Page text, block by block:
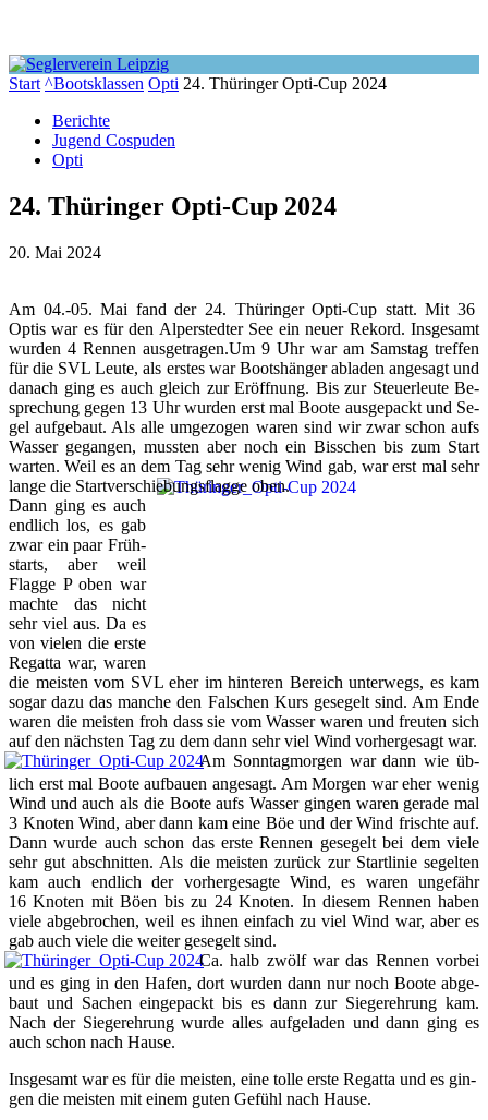
Start ^Bootsklassen Opti 24. Thüringer Opti-Cup 2024
Berichte
Jugend Cospuden
Opti
24. Thüringer Opti-Cup 2024
20. Mai 2024
Am 04.-05. Mai fand der 24. Thü­rin­ger Op­ti-Cup statt. Mit 36
Optis war es für den Al­per­sted­ter See ein neu­er Re­kord. Ins­ge­samt
wur­den 4 Rennen aus­ge­tra­gen.Um 9 Uhr war am Sams­tag tref­fen
für die SVL Leute, als ers­tes war Boots­hän­ger ab­la­den an­ge­sagt und
da­nach ging es auch gleich zur Er­öff­nung. Bis zur Steu­er­leu­te Be­
spre­chung ge­gen 13 Uhr wur­den erst mal Boo­te aus­ge­packt und Se­
gel auf­ge­baut. Als al­le um­ge­zo­gen wa­ren sind wir zwar schon aufs
Was­ser ge­gan­gen, muss­ten aber noch ein Biss­chen bis zum Start
war­ten. Weil es an dem Tag sehr we­nig Wind gab, war erst mal sehr
lan­ge die Start­ver­schie­bungs­flag­ge oben.
Dann ging es auch
end­lich los, es gab
zwar ein paar Früh­
starts, aber weil
Flag­ge P oben war
mach­te das nicht
sehr viel aus. Da es
von vie­len die ers­te
Re­gat­ta war, wa­ren
die meis­ten vom SVL eher im hin­te­ren Be­reich un­ter­wegs, es kam
so­gar da­zu das man­che den Fal­schen Kurs ge­se­gelt sind. Am En­de
wa­ren die meis­ten froh dass sie vom Was­ser wa­ren und freu­ten sich
auf den nächs­ten Tag zu dem dann sehr viel Wind vor­her­ge­sagt war.
Am Sonn­tag­mor­gen war dann wie üb­
lich erst mal Boo­te auf­bau­en an­ge­sagt. Am Mor­gen war eher we­nig
Wind und auch als die Boo­te aufs Was­ser gin­gen wa­ren ge­ra­de mal
3 Kno­ten Wind, aber dann kam ei­ne Böe und der Wind frisch­te auf.
Dann wur­de auch schon das ers­te Ren­nen ge­se­gelt bei dem vie­le
sehr gut ab­schnit­ten. Als die meis­ten zu­rück zur Start­li­nie se­gel­ten
kam auch end­lich der vor­her­ge­sag­te Wind, es wa­ren un­ge­fähr
16 Kno­ten mit Bö­en bis zu 24 Kno­ten. In die­sem Ren­nen ha­ben
vie­le ab­ge­bro­chen, weil es ih­nen ein­fach zu viel Wind war, aber es
gab auch vie­le die wei­ter ge­se­gelt sind.
Ca. halb zwölf war das Ren­nen vor­bei
und es ging in den Ha­fen, dort wur­den dann nur noch Boo­te ab­ge­
baut und Sa­chen ein­ge­packt bis es dann zur Sie­ger­eh­rung kam.
Nach der Sie­ger­eh­rung wur­de al­les auf­ge­la­den und dann ging es
auch schon nach Hau­se.
Ins­ge­samt war es für die meis­ten, ei­ne tol­le ers­te Re­gat­ta und es gin­
gen die meis­ten mit ei­nem gu­ten Ge­fühl nach Hau­se.